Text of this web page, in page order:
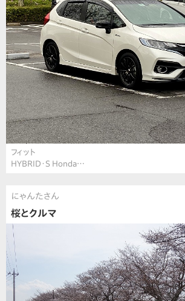
フィット
HYBRID・S Honda…
にゃんたさん
桜とクルマ